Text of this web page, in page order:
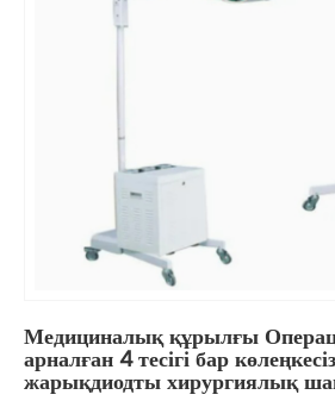
Медициналық құрылғы
арналған 4 тесігі бар
жарықдиодты хирургиялық